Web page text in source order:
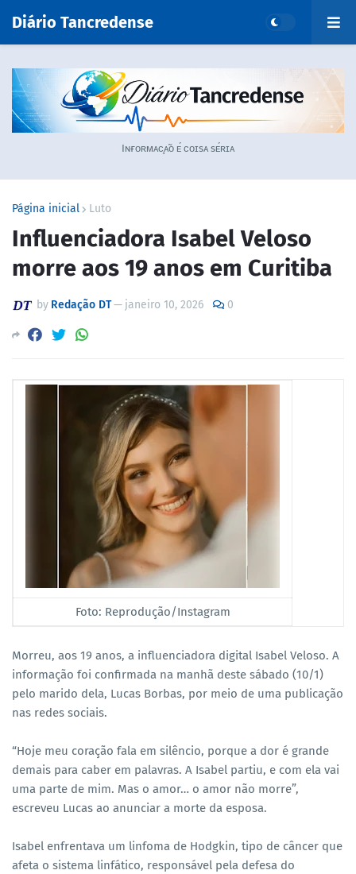
Diário Tancredense
Iɴғᴏʀᴍᴀᴄ̧ᴀ̃ᴏ ᴇ́ ᴄᴏɪsᴀ sᴇ́ʀɪᴀ
Página inicial Luto
Influenciadora Isabel Veloso
morre aos 19 anos em Curitiba
by Redação DT— janeiro 10, 2026 0
Foto: Reprodução/Instagram
Morreu, aos 19 anos, a influenciadora digital Isabel Veloso. A
informação foi confirmada na manhã deste sábado (10/1)
pelo marido dela, Lucas Borbas, por meio de uma publicação
nas redes sociais.
“Hoje meu coração fala em silêncio, porque a dor é grande
demais para caber em palavras. A Isabel partiu, e com ela vai
uma parte de mim. Mas o amor… o amor não morre”,
escreveu Lucas ao anunciar a morte da esposa.
Isabel enfrentava um linfoma de Hodgkin, tipo de câncer que
afeta o sistema linfático, responsável pela defesa do